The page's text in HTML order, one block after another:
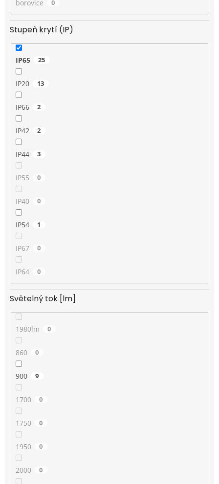
borovice 0
Stupeň krytí (IP)
IP65 25
IP20 13
IP66 2
IP42 2
IP44 3
IP55 0
IP40 0
IP54 1
IP67 0
IP64 0
Světelný tok [lm]
1980lm 0
860 0
900 9
1700 0
1750 0
1950 0
2000 0